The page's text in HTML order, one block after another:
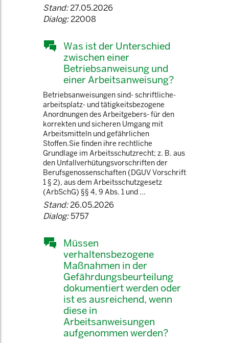
Stand:27.05.2026
Dialog:22008
Was ist der Unterschied
zwischen einer
Betriebsanweisung und
einer Arbeitsanweisung?
Betriebsanweisungen sind- schriftliche-
arbeitsplatz- und tätigkeitsbezogene
Anordnungen des Arbeitgebers- für den
korrekten und sicheren Umgang mit
Arbeitsmitteln und gefährlichen
Stoffen.Sie finden ihre rechtliche
Grundlage im Arbeitsschutzrecht; z. B. aus
den Unfallverhütungsvorschriften der
Berufsgenossenschaften (DGUV Vorschrift
1 § 2), aus dem Arbeitsschutzgesetz
(ArbSchG) §§ 4, 9 Abs. 1 und ...
Stand:26.05.2026
Dialog:5757
Müssen
verhaltensbezogene
Maßnahmen in der
Gefährdungsbeurteilung
dokumentiert werden oder
ist es ausreichend, wenn
diese in
Arbeitsanweisungen
aufgenommen werden?